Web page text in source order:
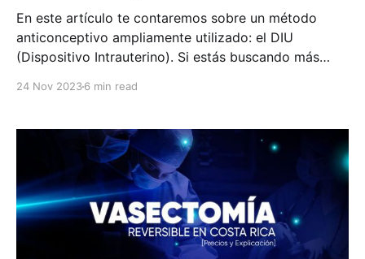
En este artículo te contaremos sobre un método
anticonceptivo ampliamente utilizado: el DIU
(Dispositivo Intrauterino). Si estás buscando más
importante saber que, en caso de
24 Nov 20236 min read